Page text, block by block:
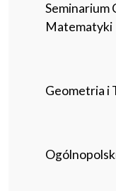
Seminarium
Matematyki
Geometria i